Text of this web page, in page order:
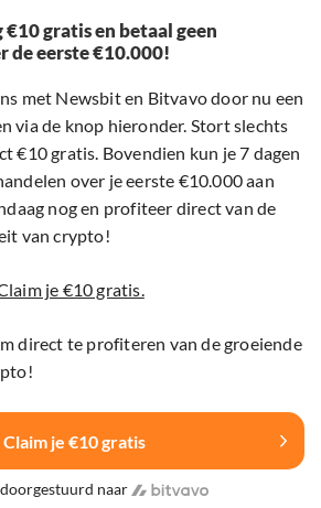
€10 gratis en betaal geen
de eerste €10.000!
met Newsbit en Bitvavo door nu een
via de knop hieronder. Stort slechts
€10 gratis. Bovendien kun je 7 dagen
over je eerste €10.000 aan
nog en profiteer direct van de
van crypto!
je €10 gratis.
direct te profiteren van de groeiende
Claim je €10 gratis
naar